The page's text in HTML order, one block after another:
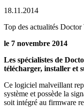
18.11.2014
Top des actualités
le 7 novembre 2014
Les spécialistes de
télécharger, installer et
Ce logiciel malveillant
système et possède la
soit intégré au firmware